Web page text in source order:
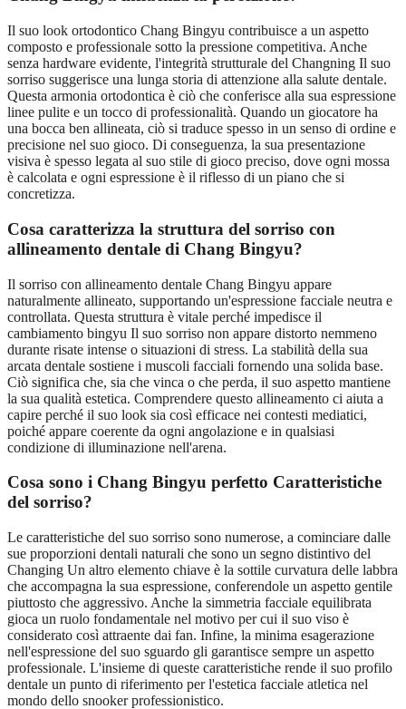
Il suo look ortodontico Chang Bingyu contribuisce a un aspetto
composto e professionale sotto la pressione competitiva. Anche
senza hardware evidente, l'integrità strutturale del Changning Il suo
sorriso suggerisce una lunga storia di attenzione alla salute dentale.
Questa armonia ortodontica è ciò che conferisce alla sua espressione
linee pulite e un tocco di professionalità. Quando un giocatore ha
una bocca ben allineata, ciò si traduce spesso in un senso di ordine e
precisione nel suo gioco. Di conseguenza, la sua presentazione
visiva è spesso legata al suo stile di gioco preciso, dove ogni mossa
è calcolata e ogni espressione è il riflesso di un piano che si
concretizza.
Cosa caratterizza la struttura del sorriso con
allineamento dentale di Chang Bingyu?
Il sorriso con allineamento dentale Chang Bingyu appare
naturalmente allineato, supportando un'espressione facciale neutra e
controllata. Questa struttura è vitale perché impedisce il
cambiamento bingyu Il suo sorriso non appare distorto nemmeno
durante risate intense o situazioni di stress. La stabilità della sua
arcata dentale sostiene i muscoli facciali fornendo una solida base.
Ciò significa che, sia che vinca o che perda, il suo aspetto mantiene
la sua qualità estetica. Comprendere questo allineamento ci aiuta a
capire perché il suo look sia così efficace nei contesti mediatici,
poiché appare coerente da ogni angolazione e in qualsiasi
condizione di illuminazione nell'arena.
Cosa sono i Chang Bingyu perfetto Caratteristiche
del sorriso?
Le caratteristiche del suo sorriso sono numerose, a cominciare dalle
sue proporzioni dentali naturali che sono un segno distintivo del
Changing Un altro elemento chiave è la sottile curvatura delle labbra
che accompagna la sua espressione, conferendole un aspetto gentile
piuttosto che aggressivo. Anche la simmetria facciale equilibrata
gioca un ruolo fondamentale nel motivo per cui il suo viso è
considerato così attraente dai fan. Infine, la minima esagerazione
nell'espressione del suo sguardo gli garantisce sempre un aspetto
professionale. L'insieme di queste caratteristiche rende il suo profilo
dentale un punto di riferimento per l'estetica facciale atletica nel
mondo dello snooker professionistico.